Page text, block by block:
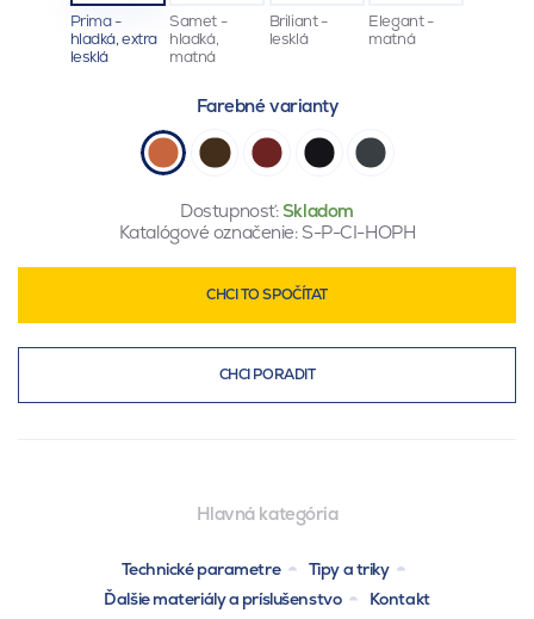
Prima -
hladká, extra
lesklá
Samet -
hladká,
matná
Briliant -
lesklá
Elegant -
matná
Farebné varianty
Dostupnosť:Skladom
Katalógové označenie: S-P-CI-HOPH
CHCI TO SPOČÍTAT
CHCI PORADIT
Hlavná kategória
Technické parametre
Tipy a triky
Ďalšie materiály a príslušenstvo
Kontakt